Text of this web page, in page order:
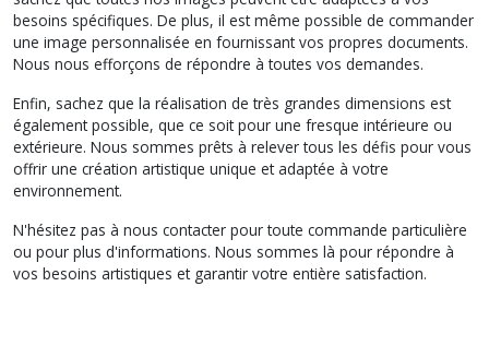
besoins spécifiques. De plus, il est même possible de commander
une image personnalisée en fournissant vos propres documents.
Nous nous efforçons de répondre à toutes vos demandes.
Enfin, sachez que la réalisation de très grandes dimensions est
également possible, que ce soit pour une fresque intérieure ou
extérieure. Nous sommes prêts à relever tous les défis pour vous
offrir une création artistique unique et adaptée à votre
environnement.
N'hésitez pas à nous contacter pour toute commande particulière
ou pour plus d'informations. Nous sommes là pour répondre à
vos besoins artistiques et garantir votre entière satisfaction.